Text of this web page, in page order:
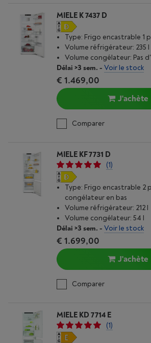
MIELE K 7437 D
Type: Frigo encastrable 1
Volume réfrigérateur: 235 l
Volume congélateur: Pas
Délai >3 sem. - Voir le stock
€ 1.469,00
J'achète
Comparer
MIELE KF 7731 D
(1)
Type: Frigo encastrable 2
congélateur en bas
Volume réfrigérateur: 212 l
Volume congélateur: 54 l
Délai >3 sem. - Voir le stock
€ 1.699,00
J'achète
Comparer
MIELE KD 7714 E
(1)